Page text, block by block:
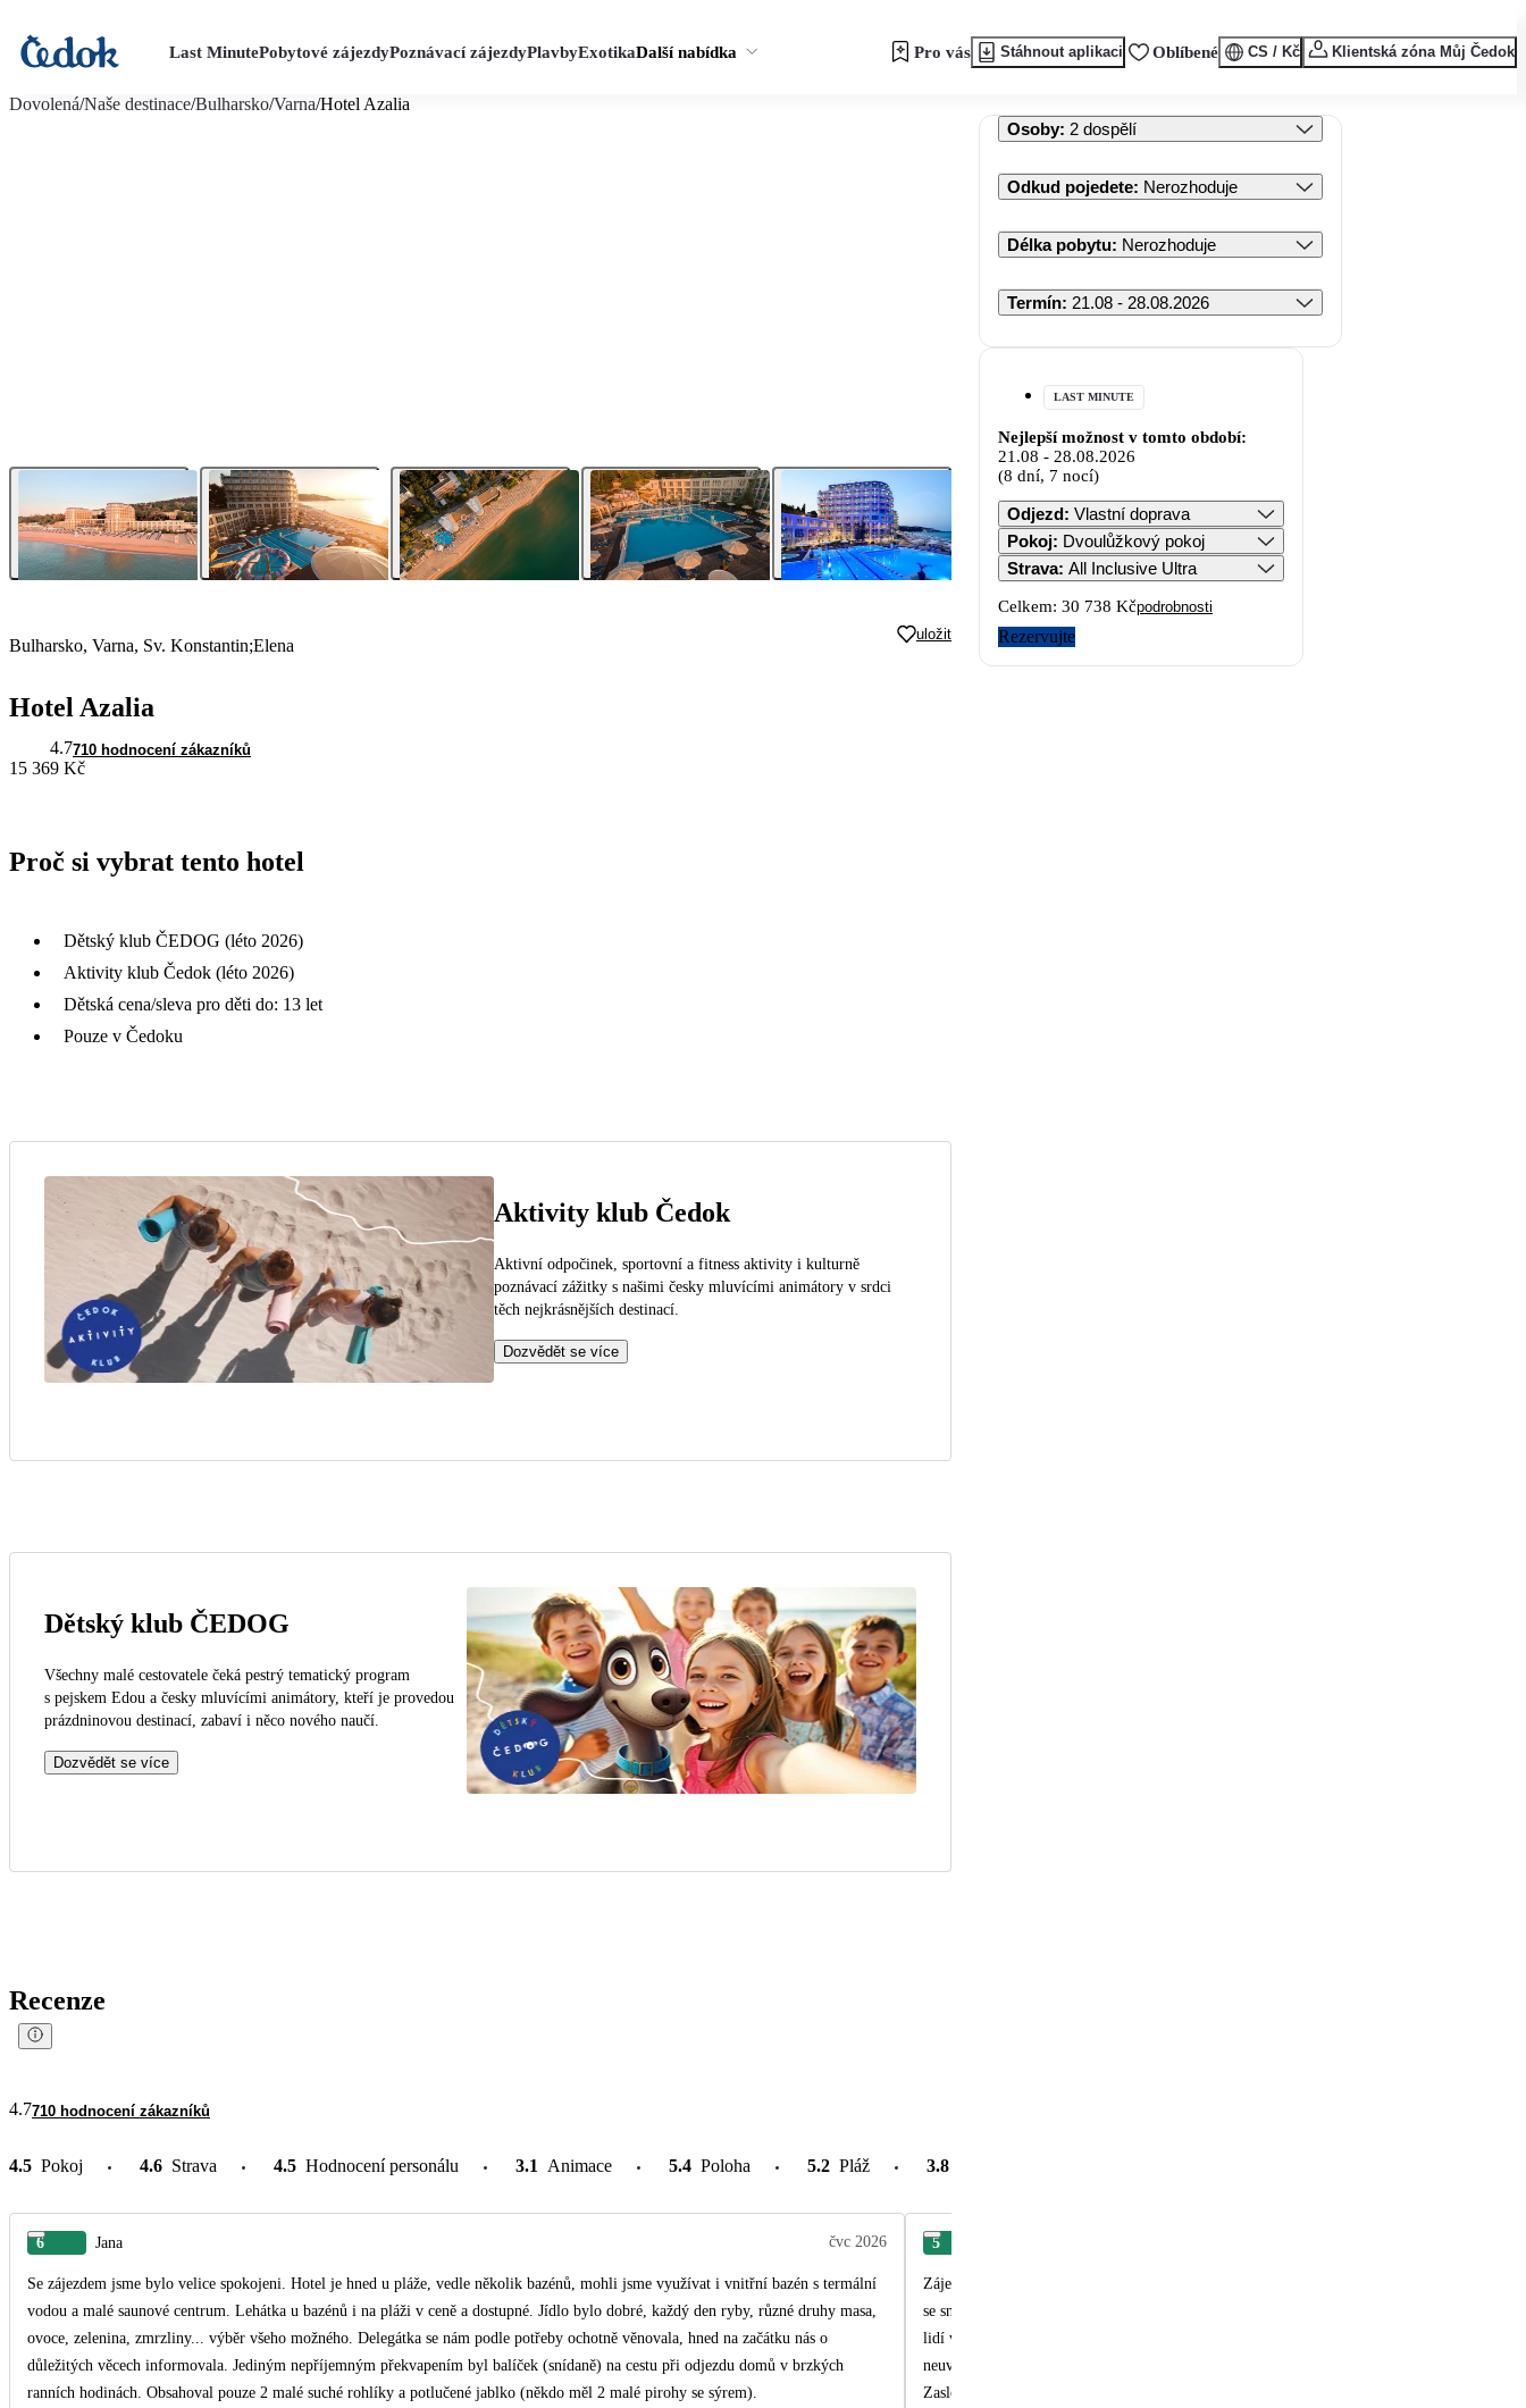
Last MinutePobytové zájezdyPoznávací zájezdyPlavbyExotikaDalší nabídka Pro vás Stáhnout aplikaci Oblíbené CS / Kč Klientská zóna Můj Čedok
Dovolená/Naše destinace/Bulharsko/Varna/Hotel Azalia
Bulharsko, Varna, Sv. Konstantin;Elena
uložit
Hotel Azalia
4.7710 hodnocení zákazníků
15 369 Kč
Proč si vybrat tento hotel
Dětský klub ČEDOG (léto 2026)
Aktivity klub Čedok (léto 2026)
Dětská cena/sleva pro děti do: 13 let
Pouze v Čedoku
Aktivity klub Čedok
Aktivní odpočinek, sportovní a fitness aktivity i kulturně
poznávací zážitky s našimi česky mluvícími animátory v srdci
těch nejkrásnějších destinací.
Dozvědět se více
Dětský klub ČEDOG
Všechny malé cestovatele čeká pestrý tematický program
s pejskem Edou a česky mluvícími animátory, kteří je provedou
prázdninovou destinací, zabaví i něco nového naučí.
Dozvědět se více
Recenze
4.7710 hodnocení zákazníků
4.5 Pokoj 4.6 Strava 4.5 Hodnocení personálu 3.1 Animace 5.4 Poloha 5.2 Pláž 3.8
6 Jana čvc 2026
Se zájezdem jsme bylo velice spokojeni. Hotel je hned u pláže, vedle několik bazénů, mohli jsme využívat i vnitřní bazén s termální
vodou a malé saunové centrum. Lehátka u bazénů i na pláži v ceně a dostupné. Jídlo bylo dobré, každý den ryby, různé druhy masa,
ovoce, zelenina, zmrzliny... výběr všeho možného. Delegátka se nám podle potřeby ochotně věnovala, hned na začátku nás o
důležitých věcech informovala. Jediným nepříjemným překvapením byl balíček (snídaně) na cestu při odjezdu domů v brzkých
ranních hodinách. Obsahoval pouze 2 malé suché rohlíky a potlučené jablko (někdo měl 2 malé pirohy se sýrem).
5
Zájezd hodnotíme kladně, jen si člověk musí uvědomit, že je v Bulharsku. Delegátka
se snažila vyřešit, i když by nemusela. Super. Co ale musím VYZDVIHNOUT : animátorky
lidí vytrpět a přitom mají úsměv stále na tváři. Děti (vnučky) je milovaly. Katka i Eliška
neuvěřitelné. Když jsem na ně koukal, jak cvičí, tak mě to nabíjelo. Je vidět, že Eliška má
Zaslouží ohromnou pochvalu, fakt super. Abych jen nechválil, tak to, co mě děvčata nalila
Osoby: 2 dospělí
Odkud pojedete: Nerozhoduje
Délka pobytu: Nerozhoduje
Termín: 21.08 - 28.08.2026
LAST MINUTE
Nejlepší možnost v tomto období:
21.08 - 28.08.2026
(8 dní, 7 nocí)
Odjezd: Vlastní doprava
Pokoj: Dvoulůžkový pokoj
Strava: All Inclusive Ultra
Celkem: 30 738 Kčpodrobnosti
Rezervujte